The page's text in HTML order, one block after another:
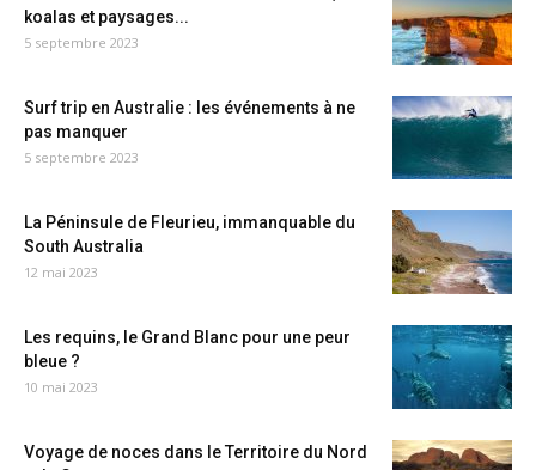
koalas et paysages...
5 septembre 2023
Surf trip en Australie : les événements à ne
pas manquer
5 septembre 2023
La Péninsule de Fleurieu, immanquable du
South Australia
12 mai 2023
Les requins, le Grand Blanc pour une peur
bleue ?
10 mai 2023
Voyage de noces dans le Territoire du Nord